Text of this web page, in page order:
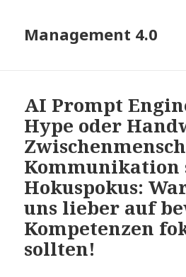
Management 4.0
AI Prompt
Hype oder
Kommunikation
Hokuspokus:
uns lieber auf
Kompetenzen
sollten!